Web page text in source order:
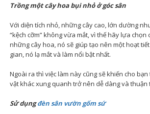
Trồng một cây hoa bụi nhỏ ở góc sân
Với diện tích nhỏ, những cây cao, lớn dường
“kệch cỡm” không vừa mắt, vì thế hãy lựa chọn
những cây hoa, nó sẽ giúp tạo nên một hoạt
gian, nó lạ mắt và làm nổi bật nhất.
Ngoài ra thì việc làm này cũng sẽ khiến cho
vật khác xung quanh trở nên dễ dàng và thuận
Sử dụngđèn sân vườn gốm sứ